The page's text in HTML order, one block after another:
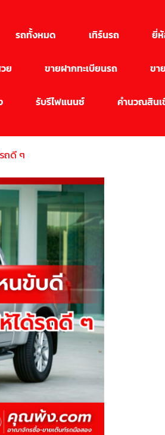
รถทั้งหมด เทิร์นรถ ยี่
ย ขายฝากทะเบียนรถ ขา
รับรีไฟแนนซ์ คำนวณสินเ
ถดี ๆ